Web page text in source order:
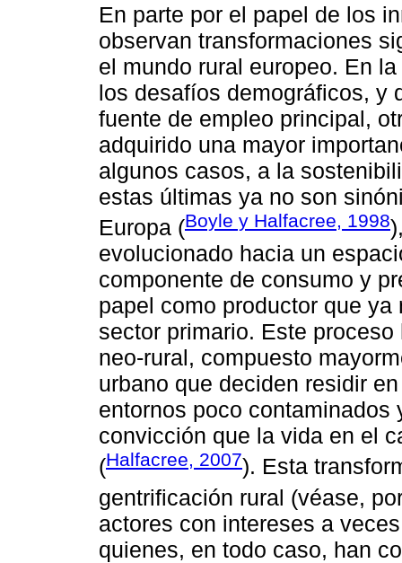
En parte por el papel de los
observan transformaciones
el mundo rural europeo. En
los desafíos demográficos, y
fuente de empleo principal,
adquirido una mayor
algunos casos, a la
estas últimas ya no son
Europa (Boyle y Halfacree, 1998
evolucionado hacia un
componente de consumo y
papel como productor que
sector primario. Este
neo-rural, compuesto
urbano que deciden residir
entornos poco
convicción que la vida en el
(Halfacree, 2007). Esta
gentrificación rural (véase,
actores con intereses a
quienes, en todo caso, han